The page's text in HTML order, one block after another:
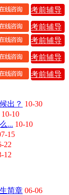
考前辅导
考前辅导
考前辅导
考前辅导
考前辅导
出？ 10-30
10-10
... 10-10
15
22
12
简章 06-06